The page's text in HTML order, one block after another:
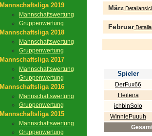
Mannschaftsliga 2019
Mannschaftswertung
Gruppenwertung
Mannschaftsliga 2018
Mannschaftswertung
Gruppenwertung
Mannschaftsliga 2017
Mannschaftswertung
Gruppenwertung
Mannschaftsliga 2016
Mannschaftswertung
Gruppenwertung
Mannschaftsliga 2015
Mannschaftswertung
Gruppenwertung
März
Februar
Spieler
DerFux66
Heiteira
ichbinSolo
WinniePuuuh